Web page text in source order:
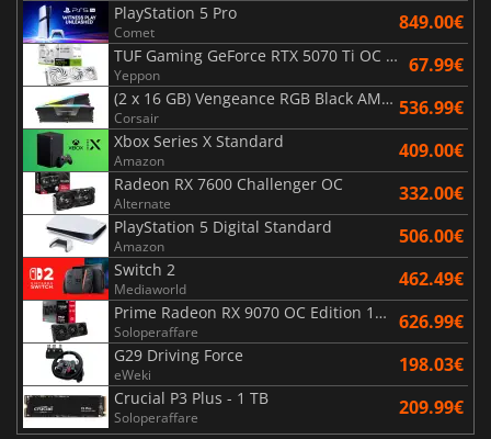
PlayStation 5 Pro
Comet 849.00€
TUF Gaming GeForce RTX 5070 Ti OC White Edition 16GB
Yeppon 67.99€
(2 x 16 GB) Vengeance RGB Black AMD Expo 6000 MHz - CAS 30
Corsair 536.99€
Xbox Series X Standard
Amazon 409.00€
Radeon RX 7600 Challenger OC
Alternate 332.00€
PlayStation 5 Digital Standard
Amazon 506.00€
Switch 2
Mediaworld 462.49€
Prime Radeon RX 9070 OC Edition 16GB
Soloperaffare 626.99€
G29 Driving Force
eWeki 198.03€
Crucial P3 Plus - 1 TB
Soloperaffare 209.99€